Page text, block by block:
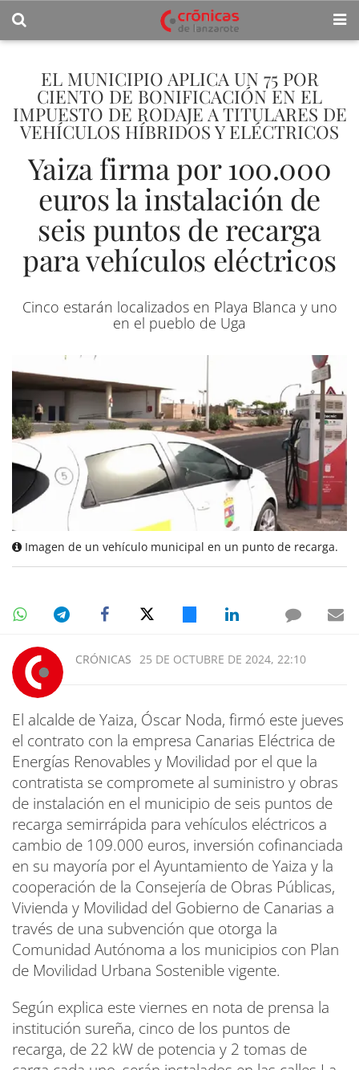
EL MUNICIPIO APLICA UN 75 POR
CIENTO DE BONIFICACIÓN EN EL
IMPUESTO DE RODAJE A TITULARES DE
VEHÍCULOS HÍBRIDOS Y ELÉCTRICOS
Yaiza firma por 100.000
euros la instalación de
seis puntos de recarga
para vehículos eléctricos
Cinco estarán localizados en Playa Blanca y uno
en el pueblo de Uga
Imagen de un vehículo municipal en un punto de recarga.
CRÓNICAS 25 DE OCTUBRE DE 2024, 22:10
El alcalde de Yaiza, Óscar Noda, firmó este jueves
el contrato con la empresa Canarias Eléctrica de
Energías Renovables y Movilidad por el que la
contratista se compromete al suministro y obras
de instalación en el municipio de seis puntos de
recarga semirrápida para vehículos eléctricos a
cambio de 109.000 euros, inversión cofinanciada
en su mayoría por el Ayuntamiento de Yaiza y la
cooperación de la Consejería de Obras Públicas,
Vivienda y Movilidad del Gobierno de Canarias a
través de una subvención que otorga la
Comunidad Autónoma a los municipios con Plan
de Movilidad Urbana Sostenible vigente.
Según explica este viernes en nota de prensa la
institución sureña, cinco de los puntos de
recarga, de 22 kW de potencia y 2 tomas de